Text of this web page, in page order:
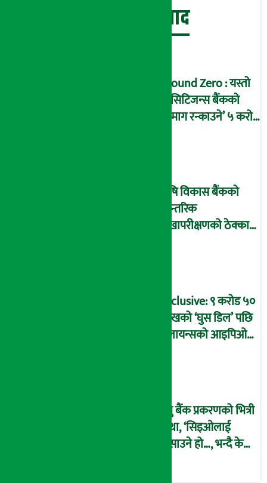
बेथिति मुर्दाबाद
Ground Zero : यस्तो
छ सिटिजन्स बैंकको
‘दिमाग रन्काउने’ ५ करोड
कृषि विकास बैंकको
आन्तरिक
लेखापरीक्षणको ठेक्का
आरोप !
Exclusive: ९ करोड ५०
लाखको ‘घुस डिल’ पछि
रिलायन्सको आइपिओ
प्रभु बैंक प्रकरणको भित्री
कथा, ‘सिइओलाई
फसाउने हो…, भन्दै के